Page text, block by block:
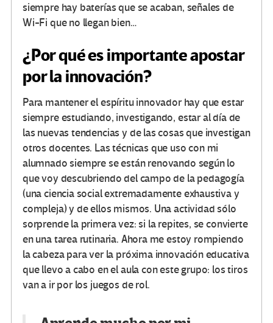
siempre hay baterías que se acaban, señales de
Wi-Fi que no llegan bien…
¿Por qué es importante apostar
por la innovación?
Para mantener el espíritu innovador hay que estar
siempre estudiando, investigando, estar al día de
las nuevas tendencias y de las cosas que investigan
otros docentes. Las técnicas que uso con mi
alumnado siempre se están renovando según lo
que voy descubriendo del campo de la pedagogía
(una ciencia social extremadamente exhaustiva y
compleja) y de ellos mismos. Una actividad sólo
sorprende la primera vez: si la repites, se convierte
en una tarea rutinaria. Ahora me estoy rompiendo
la cabeza para ver la próxima innovación educativa
que llevo a cabo en el aula con este grupo: los tiros
van a ir por los juegos de rol.